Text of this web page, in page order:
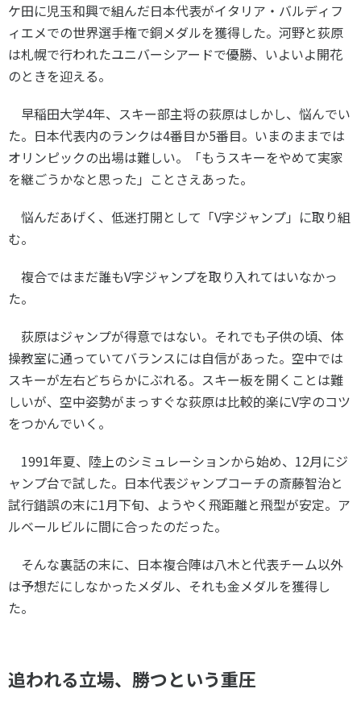
ケ田に児玉和興で組んだ日本代表がイタリア・バルディフ
ィエメでの世界選手権で銅メダルを獲得した。河野と荻原
は札幌で行われたユニバーシアードで優勝、いよいよ開花
のときを迎える。
早稲田大学4年、スキー部主将の荻原はしかし、悩んでい
た。日本代表内のランクは4番目か5番目。いまのままでは
オリンピックの出場は難しい。「もうスキーをやめて実家
を継ごうかなと思った」ことさえあった。
悩んだあげく、低迷打開として「V字ジャンプ」に取り組
む。
複合ではまだ誰もV字ジャンプを取り入れてはいなかっ
た。
荻原はジャンプが得意ではない。それでも子供の頃、体
操教室に通っていてバランスには自信があった。空中では
スキーが左右どちらかにぶれる。スキー板を開くことは難
しいが、空中姿勢がまっすぐな荻原は比較的楽にV字のコツ
をつかんでいく。
1991年夏、陸上のシミュレーションから始め、 12月にジ
ャンプ台で試した。日本代表ジャンプコーチの斎藤智治と
試行錯誤の末に1月下旬、ようやく飛距離と飛型が安定。ア
ルベールビルに間に合ったのだった。
そんな裏話の末に、日本複合陣は八木と代表チーム以外
は予想だにしなかったメダル、それも金メダルを獲得し
た。
追われる立場、勝つという重圧